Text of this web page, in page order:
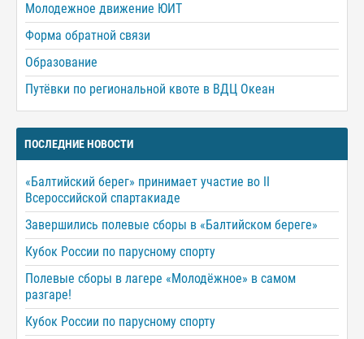
Молодежное движение ЮИТ
Форма обратной связи
Образование
Путёвки по региональной квоте в ВДЦ Океан
ПОСЛЕДНИЕ НОВОСТИ
«Балтийский берег» принимает участие во II
Всероссийской спартакиаде
Завершились полевые сборы в «Балтийском береге»
Кубок России по парусному спорту
Полевые сборы в лагере «Молодёжное» в самом
разгаре!
Кубок России по парусному спорту